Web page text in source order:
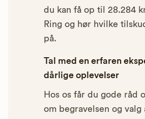
du kan få op til 28.284
Ring og hør hvilke
på.
Tal med en erfaren
dårlige oplevelser
Hos os får du gode råd
om begravelsen og valg